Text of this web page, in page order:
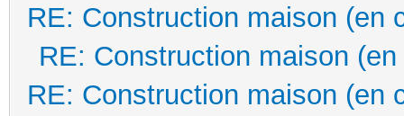
RE: Construction maison (en
RE: Construction maison
RE: Construction maison (en